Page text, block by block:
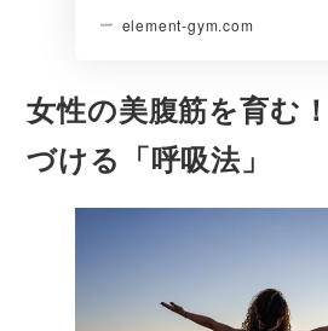
element-gym.com
女性の美腹筋を育む
づける「呼吸法」